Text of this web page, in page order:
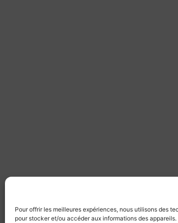
Pour offrir les meilleures expériences, nous utilisons des
pour stocker et/ou accéder aux informations des